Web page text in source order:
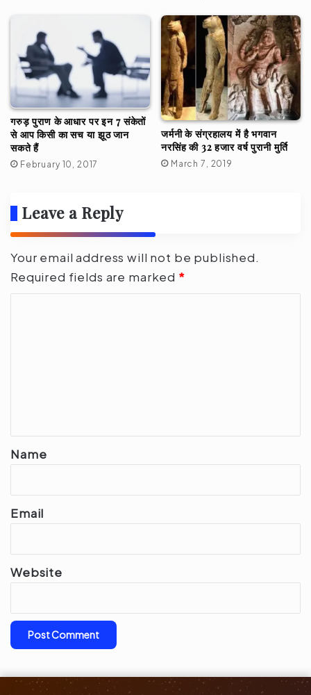
गरुड़ पुराण के आधार पर इन 7 संकेतों
से आप किसी का सच या झूठ जान
सकते हैं
February 10, 2017
जर्मनी के संग्रहालय में है भगवान
नरसिंह की 32 हजार वर्ष पुरानी मुर्ति
March 7, 2019
Leave a Reply
Your email address will not be published.
Required fields are marked *
*
Name
Email
Website